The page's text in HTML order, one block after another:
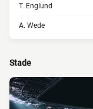
T. Englund
A. Wede
Stade